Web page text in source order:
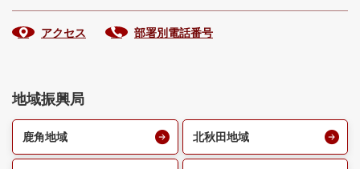
アクセス 部署別電話番号
地域振興局
鹿角地域 北秋田地域